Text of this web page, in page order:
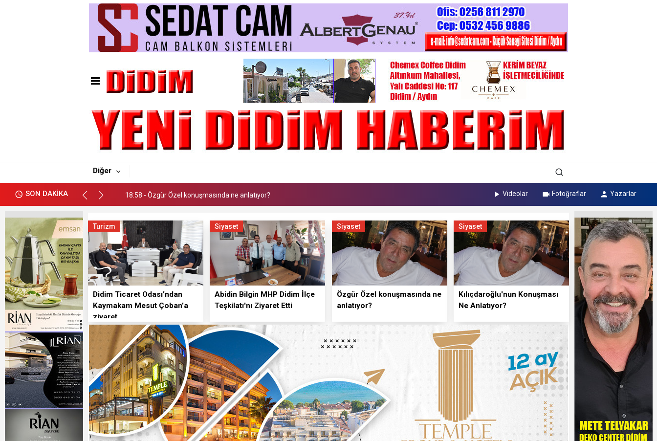
Diğer
SON DAKİKA
10:42 - Bir Düğünden Festival Alanına Uzanan Dostluk
20:07 - Didim Ticaret Odası’ndan Kaymakam Mesut Çoban’a ziyaret
18:48 - Kılıçdaroğlu'nun Konuşması Ne Anlatıyor?
18:10 - 2026 yılı Yüksek Askerî Şûra (YAŞ) kararları
17:44 - Özgür Özel'in Grup Toplantısı Konuşmasının Tam Metni
10:42 - Bir Düğünden Festival Alanına Uzanan Dostluk
20:07 - Didim Ticaret Odası’ndan Kaymakam Mesut Çoban’a ziyaret
Videolar Fotoğraflar Yazarlar
Turizm
Didim Ticaret Odası’ndan
Kaymakam Mesut Çoban’a
ziyaret
Siyaset
Abidin Bilgin MHP Didim İlçe
Teşkilatı'nı Ziyaret Etti
Siyaset
Özgür Özel konuşmasında ne
anlatıyor?
Siyaset
Kılıçdaroğlu'nun Konuşması
Ne Anlatıyor?